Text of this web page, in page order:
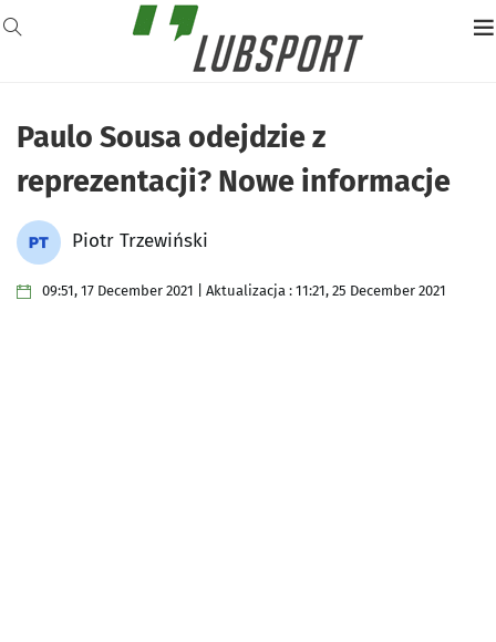
Paulo Sousa odejdzie z
reprezentacji? Nowe informacje
Piotr Trzewiński
09:51, 17 December 2021 | Aktualizacja : 11:21, 25 December 2021